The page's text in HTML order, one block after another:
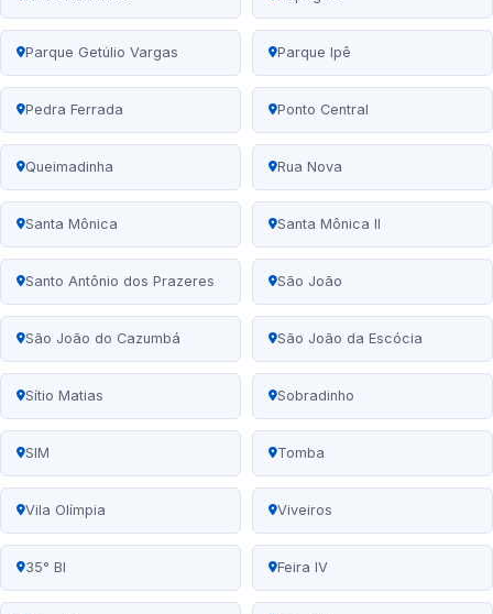
Parque Getúlio Vargas Parque Ipê
Pedra Ferrada Ponto Central
Queimadinha Rua Nova
Santa Mônica Santa Mônica II
Santo Antônio dos Prazeres São João
São João do Cazumbá São João da Escócia
Sítio Matias Sobradinho
SIM Tomba
Vila Olímpia Viveiros
35° BI Feira IV